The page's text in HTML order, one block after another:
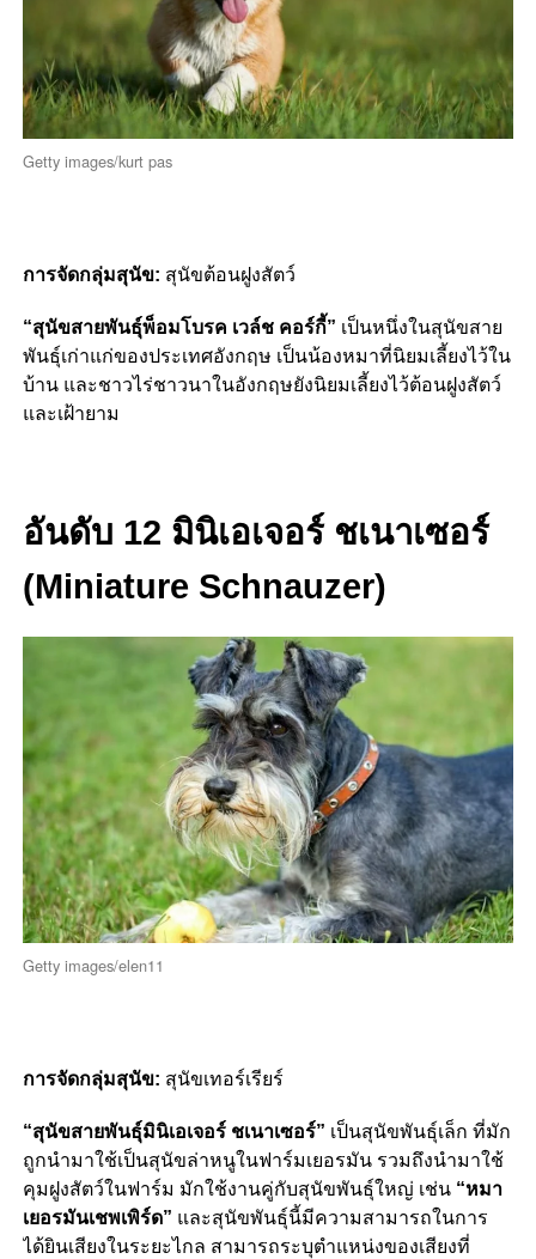
Getty images/kurt pas
การจัดกลุ่มสุนัข: สุนัขต้อนฝูงสัตว์
“สุนัขสายพันธุ์พ็อมโบรค เวล์ช คอร์กี้” เป็นหนึ่งในสุนัขสาย
พันธุ์เก่าแก่ของประเทศอังกฤษ เป็นน้องหมาที่นิยมเลี้ยงไว้ใน
บ้าน และชาวไร่ชาวนาในอังกฤษยังนิยมเลี้ยงไว้ต้อนฝูงสัตว์
และเฝ้ายาม
อันดับ 12 มินิเอเจอร์ ชเนาเซอร์
(Miniature Schnauzer)
Getty images/elen11
การจัดกลุ่มสุนัข: สุนัขเทอร์เรียร์
“สุนัขสายพันธุ์มินิเอเจอร์ ชเนาเซอร์” เป็นสุนัขพันธุ์เล็ก ที่มัก
ถูกนำมาใช้เป็นสุนัขล่าหนูในฟาร์มเยอรมัน รวมถึงนำมาใช้
คุมฝูงสัตว์ในฟาร์ม มักใช้งานคู่กับสุนัขพันธุ์ใหญ่ เช่น “หมา
เยอรมันเชพเพิร์ด” และสุนัขพันธุ์นี้มีความสามารถในการ
ได้ยินเสียงในระยะไกล สามารถระบุตำแหน่งของเสียงที่